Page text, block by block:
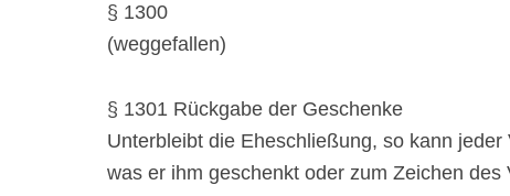
§ 1300
(weggefallen)
§ 1301 Rückgabe der Geschenke
Unterbleibt die Eheschließung, so kann
was er ihm geschenkt oder zum Zeichen